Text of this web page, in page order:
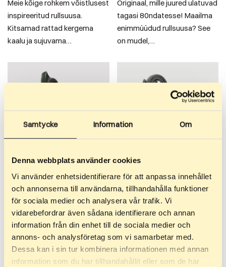
Samtycke Information Om
Denna webbplats använder cookies
Vi använder enhetsidentifierare för att anpassa innehållet
och annonserna till användarna, tillhandahålla funktioner
för sociala medier och analysera vår trafik. Vi
vidarebefordrar även sådana identifierare och annan
information från din enhet till de sociala medier och
annons- och analysföretag som vi samarbetar med.
Dessa kan i sin tur kombinera informationen med annan
information som du har tillhandahållit eller som de har
Meie kõige rohkem võistlusest
inspireeritud rullsuusa.
Kitsamad rattad kergema
kaalu ja sujuvama…
Originaal, mille juured ulatuvad
tagasi 80ndatesse! Maailma
enimmüüdud rullsuusa? See
on mudel,…
299,90 €–299,90€
Classic DP
Neile, kes soovivad teedel
paaristõugetega edasi liikuda!
369,90€
Classic Off Road
Meie kõige unikaalsem mudel.
Kui puudub juurdepääs heale
asfaltkattele, on Off Road…